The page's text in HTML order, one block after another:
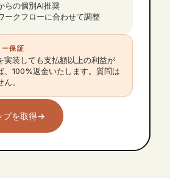
らの個別AI推奨
ークフローに合わせて調整
保証
実装しても支払額以上の利益が
、100%返金いたします。質問は
。
プを取得→